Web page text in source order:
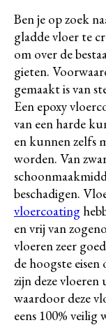
Ben je op zoek
gladde vloer te
om over de
gieten.
gemaakt is van
Een epoxy
van een harde
en kunnen zelfs
worden. Van
beschadigen.
vloercoating
en vrij van
vloeren zeer
de hoogste eisen
zijn deze
waardoor deze
eens 100% veilig